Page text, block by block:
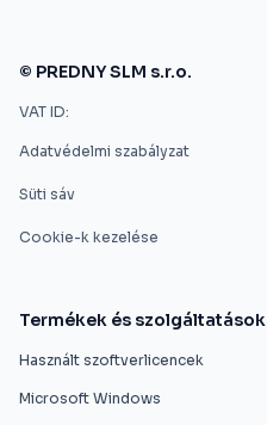
© PREDNY SLM s.r.o.
VAT ID:
Adatvédelmi szabályzat
Süti sáv
Cookie-k kezelése
Termékek és szolgáltatások
Használt szoftverlicencek
Microsoft Windows